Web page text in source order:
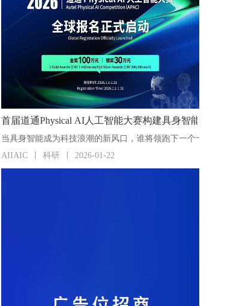
首届道通Physical AI人工智能大赛构建具身智能“人才朋友
AIIAIC 科研 2026-01-22